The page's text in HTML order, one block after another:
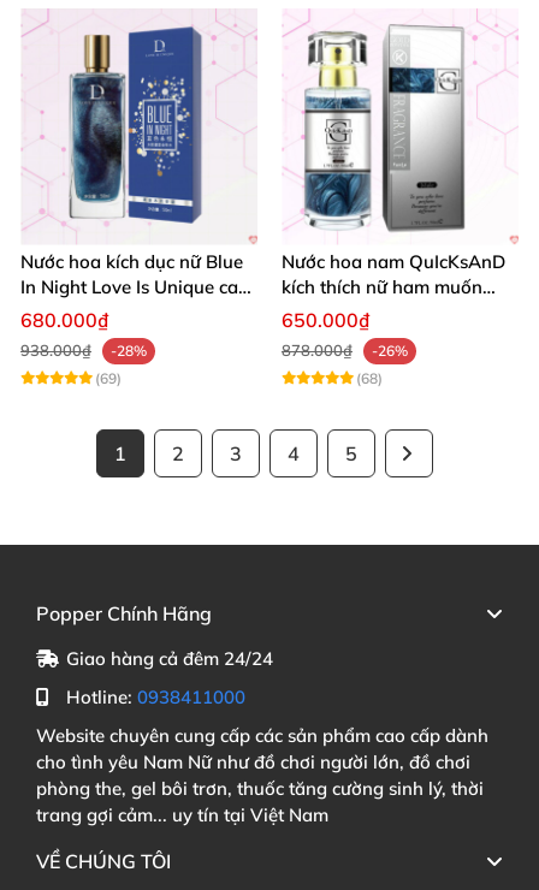
Nước hoa kích dục nữ Blue
In Night Love Is Unique cao
cấp hút hồn
680.000₫
938.000₫
-28%
(69)
Nước hoa nam QuIcKsAnD
kích thích nữ ham muốn
mãnh liệt không mùi
650.000₫
878.000₫
-26%
(68)
1 2 3 4 5
Popper Chính Hãng
Giao hàng cả đêm 24/24
Hotline: 0938411000
Website chuyên cung cấp các sản phẩm cao cấp dành
cho tình yêu Nam Nữ như đồ chơi người lớn, đồ chơi
phòng the, gel bôi trơn, thuốc tăng cường sinh lý, thời
trang gợi cảm... uy tín tại Việt Nam
VỀ CHÚNG TÔI